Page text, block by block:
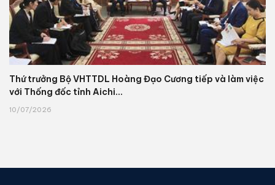
Thứ trưởng Bộ VHTTDL Hoàng Đạo Cương tiếp và làm việc
với Thống đốc tỉnh Aichi...
10/07/2026